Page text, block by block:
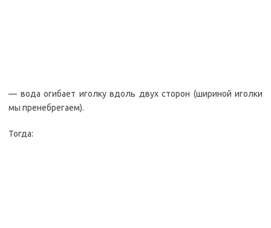
— вода огибает иголку вдоль двух сторон (шириной иголки
мы пренебрегаем).
Тогда: